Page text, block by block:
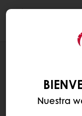
Nuestra